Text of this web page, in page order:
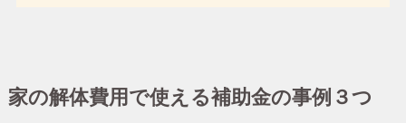
家の解体費用で使える補助金の事例３つ